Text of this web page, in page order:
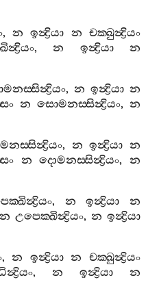
,න ඉන්‍ද්‍රියා න චක‍්ඛුන්‍ද්‍රියං
,න ඉන්‍ද්‍රියා
න
, න ඉන්‍ද්‍රියා න
න සොමනස‍්සින්‍ද්‍රියං, න
, න ඉන්‍ද්‍රියා න
න දොමනස‍්සින්‍ද්‍රියං,න
, න ඉන්‍ද්‍රියා
න
න උපෙක‍්ඛින්‍ද්‍රියං, න ඉන්‍ද්‍රියා
,න ඉන්‍ද්‍රියා න
චක‍්ඛුන්‍ද්‍රියං
,න ඉන්‍ද්‍රියා
න